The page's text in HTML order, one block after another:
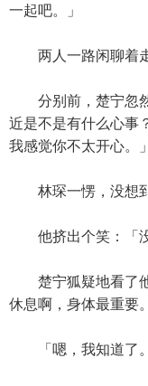
一起吧。」
两人一路闲聊着走
分别前，楚宁忽然
近是不是有什么心事
我感觉你不太开心。」
林琛一愣，没想到
他挤出个笑：「没
楚宁狐疑地看了他
休息啊，身体最重要
「嗯，我知道了。